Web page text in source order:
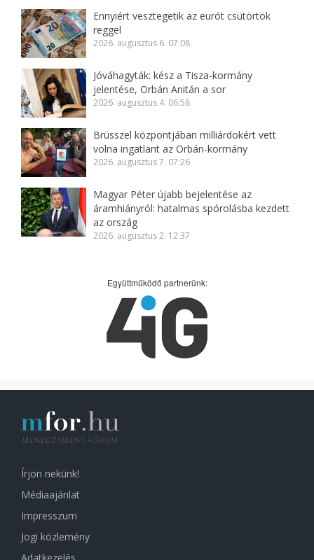
Ennyiért vesztegetik az eurót csütörtök
reggel
2026. augusztus 6. 07:08
Jóváhagyták: kész a Tisza-kormány
jelentése, Orbán Anitán a sor
2026. augusztus 4. 06:58
Brüsszel központjában milliárdokért vett
volna ingatlant az Orbán-kormány
2026. augusztus 7. 07:26
Magyar Péter újabb bejelentése az
áramhiányról: hatalmas spórolásba kezdett
az ország
2026. augusztus 2. 12:37
Együttműködő partnerünk:
Írjon nekünk!
Médiaajánlat
Impresszum
Jogi közlemény